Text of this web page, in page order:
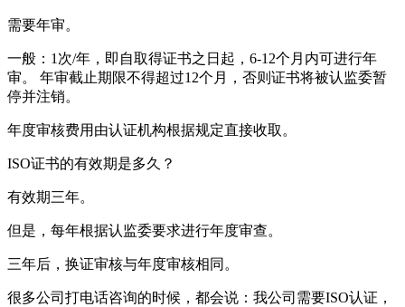
需要年审。
一般：1次/年，即自取得证书之日起，6-12个月内可进行年
审。 年审截止期限不得超过12个月，否则证书将被认监委暂
停并注销。
年度审核费用由认证机构根据规定直接收取。
ISO证书的有效期是多久？
有效期三年。
但是，每年根据认监委要求进行年度审查。
三年后，换证审核与年度审核相同。
很多公司打电话咨询的时候，都会说：我公司需要ISO认证，